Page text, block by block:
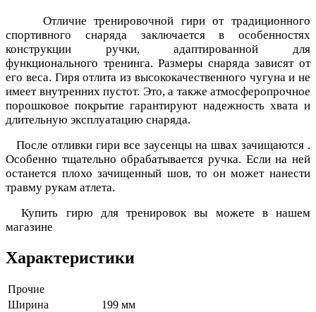
Отличие тренировочной гири от традиционного
спортивного снаряда заключается в особенностях
конструкции ручки, адаптированной для
функционального тренинга. Размеры снаряда зависят от
его веса. Гиря отлита из высококачественного чугуна и не
имеет внутренних пустот. Это, а также атмосферопрочное
порошковое покрытие гарантируют надежность хвата и
длительную эксплуатацию снаряда.
После отливки гири все заусенцы на швах зачищаются .
Особенно тщательно обрабатывается ручка. Если на ней
останется плохо зачищенный шов, то он может нанести
травму рукам атлета.
Купить гирю для тренировок вы можете в нашем
магазине
Характеристики
Прочие
Ширина
199 мм